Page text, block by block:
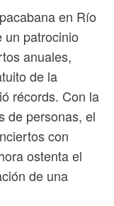
en Río
un patrocinio
anuales,
de la
récords. Con la
de personas, el
con
ostenta el
de una